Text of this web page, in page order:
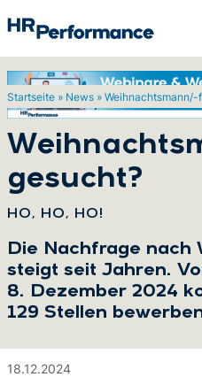
Startseite » News » Weihnachtsmann/-
gesucht?
HO, HO, HO!
Die Nachfrage nach
steigt seit Jahren.
8. Dezember 2024
129 Stellen
18.12.2024